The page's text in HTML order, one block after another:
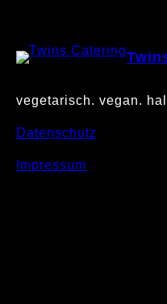
vegetarisch. vegan.
Datenschutz
Impressum